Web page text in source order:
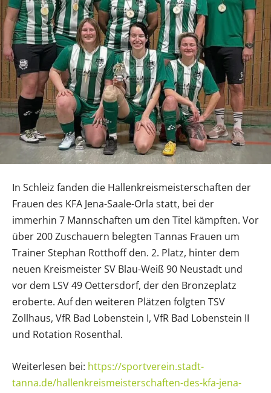
In Schleiz fanden die Hallenkreismeisterschaften der
Frauen des KFA Jena-Saale-Orla statt, bei der
immerhin 7 Mannschaften um den Titel kämpften. Vor
über 200 Zuschauern belegten Tannas Frauen um
Trainer Stephan Rotthoff den. 2. Platz, hinter dem
neuen Kreismeister SV Blau-Weiß 90 Neustadt und
vor dem LSV 49 Oettersdorf, der den Bronzeplatz
eroberte. Auf den weiteren Plätzen folgten TSV
Zollhaus, VfR Bad Lobenstein I, VfR Bad Lobenstein II
und Rotation Rosenthal.
Weiterlesen bei: https://sportverein.stadt-
tanna.de/hallenkreismeisterschaften-des-kfa-jena-